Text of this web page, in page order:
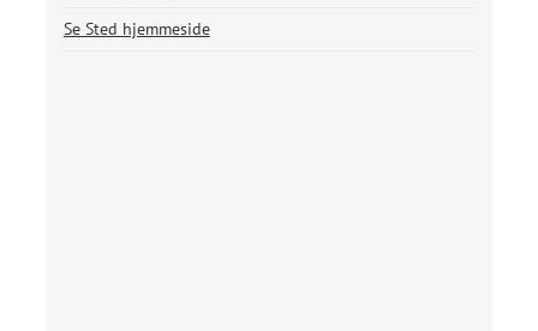
Se Sted hjemmeside